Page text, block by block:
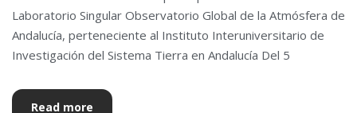
Laboratorio Singular Observatorio Global de la Atmósfera de
Andalucía, perteneciente al Instituto Interuniversitario de
Investigación del Sistema Tierra en Andalucía Del 5
Read more